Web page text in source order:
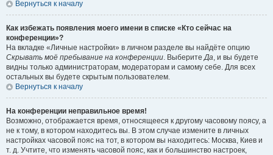
Вернуться к началу
Как избежать появления моего имени в списке «Кто сейчас на
конференции»?
На вкладке «Личные настройки» в личном разделе вы найдёте опцию
Скрывать моё пребывание на конференции. ВыберитеДа, и вы будете
видны только администраторам, модераторам и самому себе. Для всех
остальных вы будете скрытым пользователем.
Вернуться к началу
На конференции неправильное время!
Возможно, отображается время, относящееся к другому часовому поясу, а
не к тому, в котором находитесь вы. В этом случае измените в личных
настройках часовой пояс на тот, в котором вы находитесь: Москва, Киев и
т. д. Учтите, что изменять часовой пояс, как и большинство настроек,